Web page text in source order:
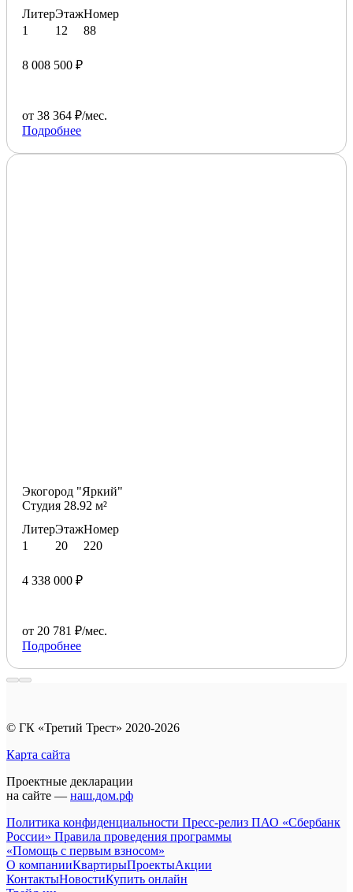
Литер
1
Этаж
12
Номер
88
8 008 500 ₽
от 38 364 ₽/мес.
Подробнее
Экогород "Яркий"
Студия 28.92 м²
Литер
1
Этаж
20
Номер
220
4 338 000 ₽
от 20 781 ₽/мес.
Подробнее
© ГК «Третий Трест» 2020-2026
Карта сайта
Проектные декларации
на сайте — наш.дом.рф
Политика конфиденциальности Пресс-релиз ПАО «Сбербанк
России» Правила проведения программы
«Помощь с первым взносом»
О компанииКвартирыПроектыАкции
КонтактыНовостиКупить онлайн